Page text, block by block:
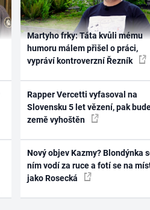
Martyho frky: Táta kvůli mému
humoru málem přišel o práci,
vypráví kontroverzní Řezník
Rapper Vercetti vyfasoval na
Slovensku 5 let vězení, pak
země vyhoštěn
Nový objev Kazmy? Blondýnka
ním vodí za ruce a fotí se na
jako Rosecká